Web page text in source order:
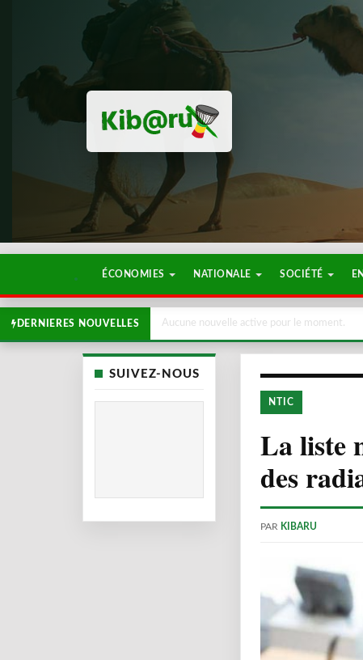
ÉCONOMIES NATIONALE SOCIÉTÉ
DERNIERES NOUVELLES Aucune nouvelle active pour le moment.
SUIVEZ-NOUS
NTIC
La liste
des
PAR KIBARU